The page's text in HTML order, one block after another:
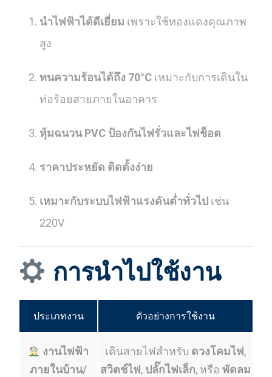
นำไฟฟ้าได้ดีเยี่ยม เพราะใช้ทองแดงคุณภาพ
สูง
ทนความร้อนได้ถึง 70°C เหมาะกับการเดินใน
ท่อร้อยสายภายในอาคาร
หุ้มฉนวน PVC ป้องกันไฟรั่วและไฟช็อต
ราคาประหยัด ติดตั้งง่าย
เหมาะกับระบบไฟฟ้าแรงดันต่ำทั่วไป เช่น
220V
การนำไปใช้งาน
ประเภทงาน ตัวอย่างการใช้งาน
งานไฟฟ้า
ภายในบ้าน/
เดินสายไฟสำหรับ ดวงโคมไฟ,
สวิตช์ไฟ, ปลั๊กไฟเล็ก, หรือ พัดลม